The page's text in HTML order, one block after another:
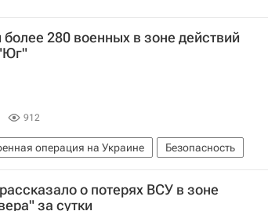
280 военных в зоне действий
912
операция на Украине
Безопасность
Украины
Россия
о потерях ВСУ в зоне
за сутки